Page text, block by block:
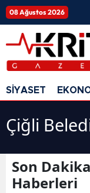
08 Ağustos 2026
SİYASET
Çiğli
Son
Haberleri